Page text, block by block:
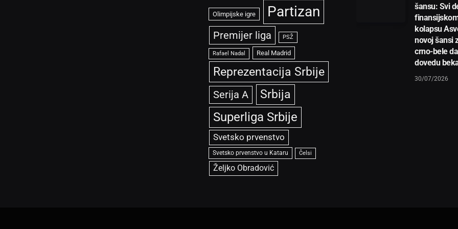
Olimpijske igre Partizan
Premijer liga PSŽ
Rafael Nadal Real Madrid
Reprezentacija Srbije
Serija A Srbija
Superliga Srbije
Svetsko prvenstvo
Svetsko prvenstvo u Kataru Čelsi
Željko Obradović
šansu: Svi
kolapsu
novoj šansi
crno-bele da
dovedu
30/07/2026